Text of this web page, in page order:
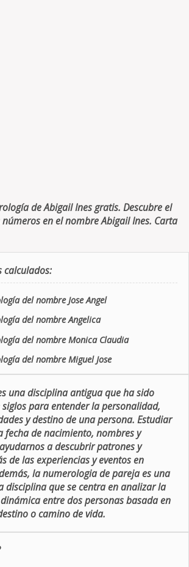
de Abigail Ines gratis. Descubre el
en el nombre Abigail Ines. Carta
calculados:
del nombre Jose Angel
del nombre Angelica
del nombre Monica Claudia
del nombre Miguel Jose
una disciplina antigua que ha sido
para entender la personalidad,
y destino de una persona. Estudiar
fecha de nacimiento, nombres y
a descubrir patrones y
de las experiencias y eventos en
la numerologia de pareja es una
disciplina que se centra en analizar la
entre dos personas basada en
o camino de vida.